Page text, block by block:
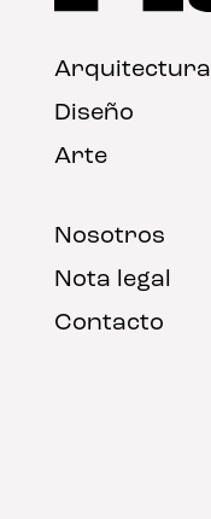
Arquitectura
Diseño
Arte
Nosotros
Nota legal
Contacto